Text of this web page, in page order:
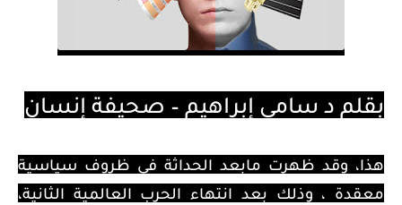
بقلم د سامي إبراهيم – صحيفة إنسان
هذا، وقد ظهرت مابعد الحداثة في ظروف سياسية
معقدة ، وذلك بعد انتهاء الحرب العالمية الثانية،